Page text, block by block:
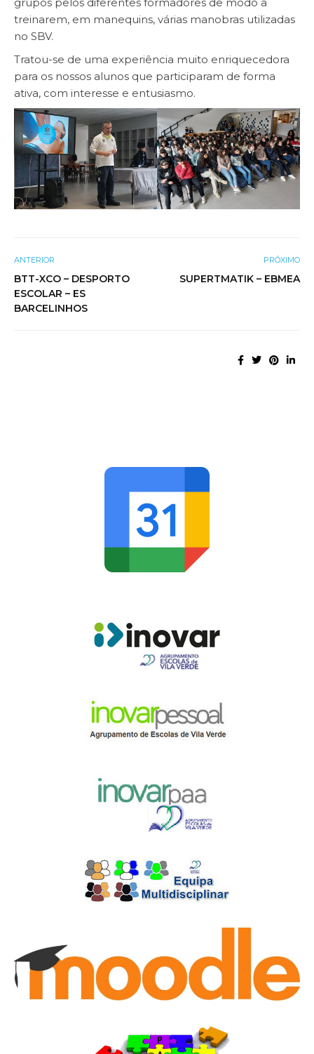
treinarem, em manequins, várias manobras utilizadas
no SBV.
Tratou-se de uma experiência muito enriquecedora
para os nossos alunos que participaram de forma
ativa, com interesse e entusiasmo.
ANTERIOR
BTT-XCO – DESPORTO
ESCOLAR – ES
BARCELINHOS
PRÓXIMO
SUPERTMATIK – EBMEA